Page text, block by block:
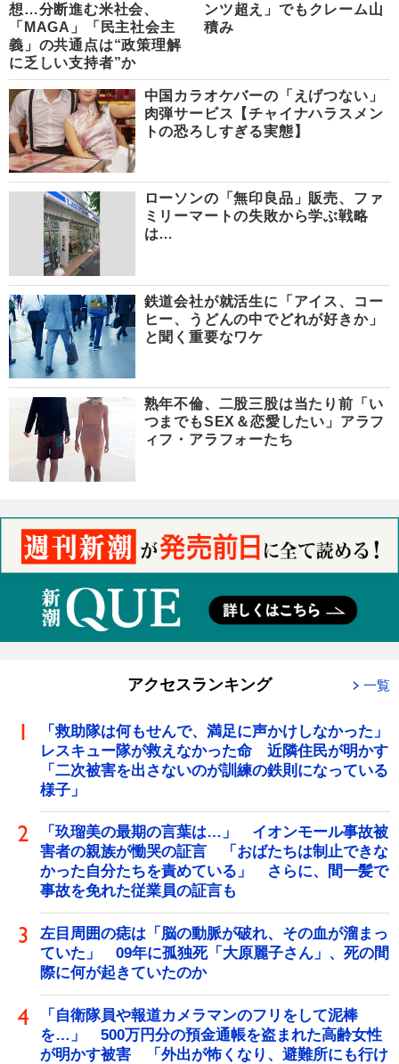
想…分断進む米社会、
「MAGA」「民主社会主
義」の共通点は“政策理解
に乏しい支持者”か
ンツ超え」でもクレーム山
積み
中国カラオケバーの「えげつない」
肉弾サービス【チャイナハラスメン
トの恐ろしすぎる実態】
ローソンの「無印良品」販売、ファ
ミリーマートの失敗から学ぶ戦略
は…
鉄道会社が就活生に「アイス、コー
ヒー、うどんの中でどれが好きか」
と聞く重要なワケ
熟年不倫、二股三股は当たり前「い
つまでもSEX＆恋愛したい」アラフ
ィフ・アラフォーたち
アクセスランキング 一覧
「救助隊は何もせんで、満足に声かけしなかった」
レスキュー隊が救えなかった命 近隣住民が明かす
「二次被害を出さないのが訓練の鉄則になっている
様子」
「玖瑠美の最期の言葉は…」 イオンモール事故被
害者の親族が慟哭の証言 「おばたちは制止できな
かった自分たちを責めている」 さらに、間一髪で
事故を免れた従業員の証言も
左目周囲の痣は「脳の動脈が破れ、その血が溜まっ
ていた」 09年に孤独死「大原麗子さん」、死の間
際に何が起きていたのか
「自衛隊員や報道カメラマンのフリをして泥棒
を…」 500万円分の預金通帳を盗まれた高齢女性
が明かす被害 「外出が怖くなり、避難所にも行け